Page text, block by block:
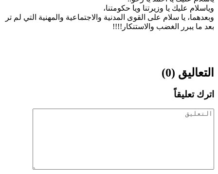
وياسلام عليك يا وزيرتنا ويا حكومتنا،
وبعدهما، يا سلام على القوى المدنية والاجتماعية والمهنية التي لم تر
بعد ما يبرر الغضب والاستنكار‫!!!!‬
التعاليق (0)
اترك تعليقاً